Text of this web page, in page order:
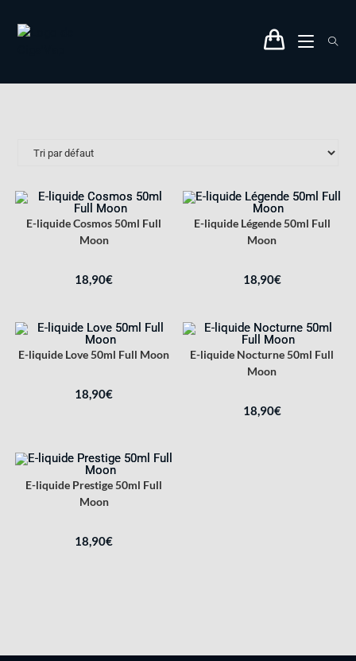
E-liquide Cosmos 50ml Full
Moon
18,90€
E-liquide Légende 50ml Full
Moon
18,90€
E-liquide Love 50ml Full Moon
18,90€
E-liquide Nocturne 50ml Full
Moon
18,90€
E-liquide Prestige 50ml Full
Moon
18,90€